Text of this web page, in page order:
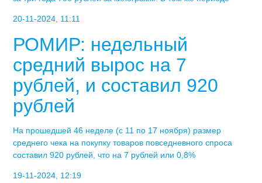
20-11-2024, 11:11
РОМИР: недельный
средний вырос на 7
рублей, и составил 920
рублей
На прошедшей 46 неделе (с 11 по 17 ноября) размер
среднего чека на покупку товаров повседневного спроса
составил 920 рублей, что на 7 рублей или 0,8%
19-11-2024, 12:19